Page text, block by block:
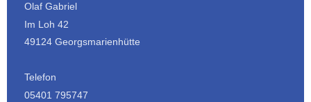
Olaf Gabriel
Im Loh 42
49124 Georgsmarienhütte
Telefon
05401 795747